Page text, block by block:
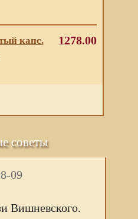
капс.
1278.00
советы
09
Вишневского.